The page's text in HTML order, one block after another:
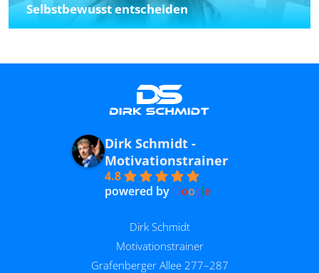
Selbstbewusst entscheiden
Dirk Schmidt -
Motivationstrainer
4.8
powered by Google
Dirk Schmidt
Motivationstrainer
Grafenberger Allee 277–287